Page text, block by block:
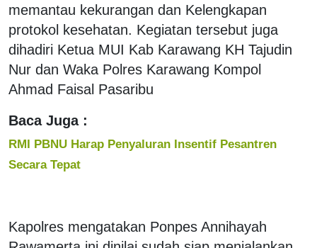
memantau kekurangan dan Kelengkapan
protokol kesehatan. Kegiatan tersebut juga
dihadiri Ketua MUI Kab Karawang KH Tajudin
Nur dan Waka Polres Karawang Kompol
Ahmad Faisal Pasaribu
Baca Juga :
RMI PBNU Harap Penyaluran Insentif Pesantren
Secara Tepat
Kapolres mengatakan Ponpes Annihayah